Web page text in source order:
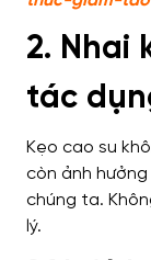
2. Nhai
tác
Kẹo cao su
còn ảnh
chúng ta.
lý.